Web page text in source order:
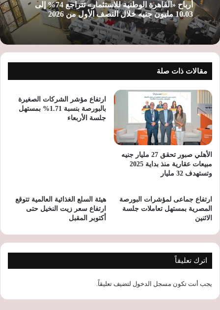
أرباح «القاهرة الوطنية للاستثمار» تتراجع 74% إلى
10.03 مليون جنيه خلال النصف الأول من 2026
مقالات ذات صلة
الأهلي صبور تحقق 27 مليار جنيه
مبيعات عقارية منذ بداية 2025
وتستهدف 32 مليار
ارتفاع مؤشر الشركات الصغيرة
بالبورصة بنسبة 1.71% بمستهل
جلسة الأربعاء
ارتفاع جماعى لمؤشرات البورصة
المصرية بمستهل تعاملات جلسة
الاثنين
هيئة السلع الغذائية العالمية تتوقع
ارتفاع سعر زيت النخيل حتى
أكتوبر المقبل
اترك تعليقاً
يجب أنت تكون مسجل الدخول لتضيف تعليقاً.